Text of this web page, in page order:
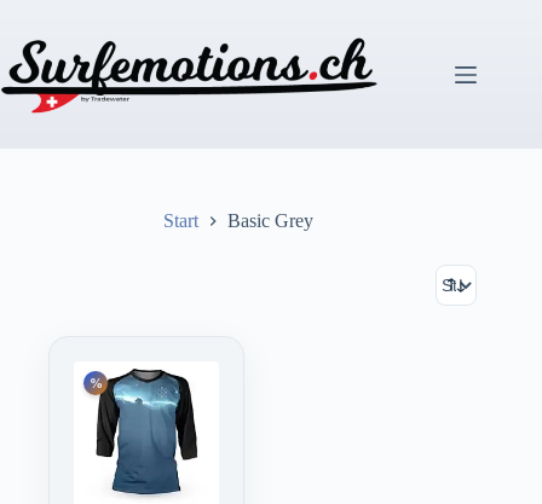
springen
Start Basic Grey